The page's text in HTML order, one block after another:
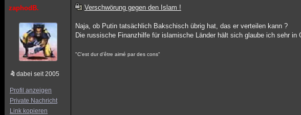
zaphodB.
dabei seit 2005
Profil anzeigen
Private Nachricht
Link kopieren
Verschwörung gegen den Islam !
Naja, ob Putin tatsächlich Bakschisch übrig hat, das er verteilen kann ?
Die russische Finanzhilfe für islamische Länder hält sich glaube ich sehr in
"C'est dur d'être aimé par des cons"